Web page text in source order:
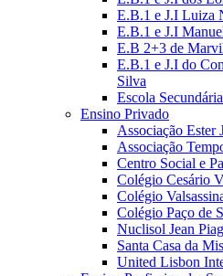
E.B.1 e J.I Luiza
E.B.1 e J.I
E.B 2+3 de
E.B.1 e J.I do
Silva
Escola
Ensino Privado
Associação Ester
Associação
Centro Social e
Colégio Cesário
Colégio
Colégio Paço de
Nuclisol Jean
Santa Casa da
United Lisbon